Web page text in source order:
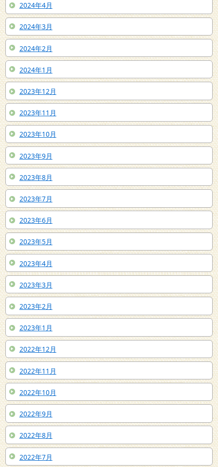
2024年4月
2024年3月
2024年2月
2024年1月
2023年12月
2023年11月
2023年10月
2023年9月
2023年8月
2023年7月
2023年6月
2023年5月
2023年4月
2023年3月
2023年2月
2023年1月
2022年12月
2022年11月
2022年10月
2022年9月
2022年8月
2022年7月